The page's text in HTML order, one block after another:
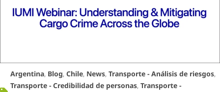
Argentina, Blog, Chile, News, Transporte - Análisis de riesgos,
Transporte - Credibilidad de personas, Transporte -